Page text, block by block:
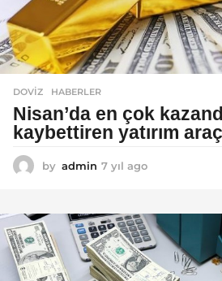
DOVIZ ,HABERLER
Nisan’da en çok
kaybettiren yatırım
by admin 7 yıl ago
l
a
g
o